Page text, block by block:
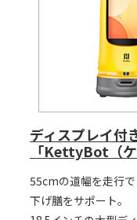
ディスプレイ付
「KettyBot（ケ
55cmの道幅を走行
下げ膳をサポート。